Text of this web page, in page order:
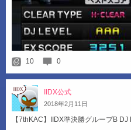
10 0
IIDX公式
2018年2月 11 日
【7thKAC】IIDX準決勝グループB